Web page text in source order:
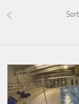
Sorties 2022
Sorties 2021